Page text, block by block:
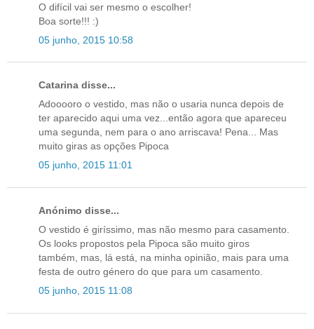
O difícil vai ser mesmo o escolher!
Boa sorte!!! :)
05 junho, 2015 10:58
Catarina disse...
Adooooro o vestido, mas não o usaria nunca depois de
ter aparecido aqui uma vez...então agora que apareceu
uma segunda, nem para o ano arriscava! Pena... Mas
muito giras as opções Pipoca
05 junho, 2015 11:01
Anónimo disse...
O vestido é giríssimo, mas não mesmo para casamento.
Os looks propostos pela Pipoca são muito giros
também, mas, lá está, na minha opinião, mais para uma
festa de outro género do que para um casamento.
05 junho, 2015 11:08